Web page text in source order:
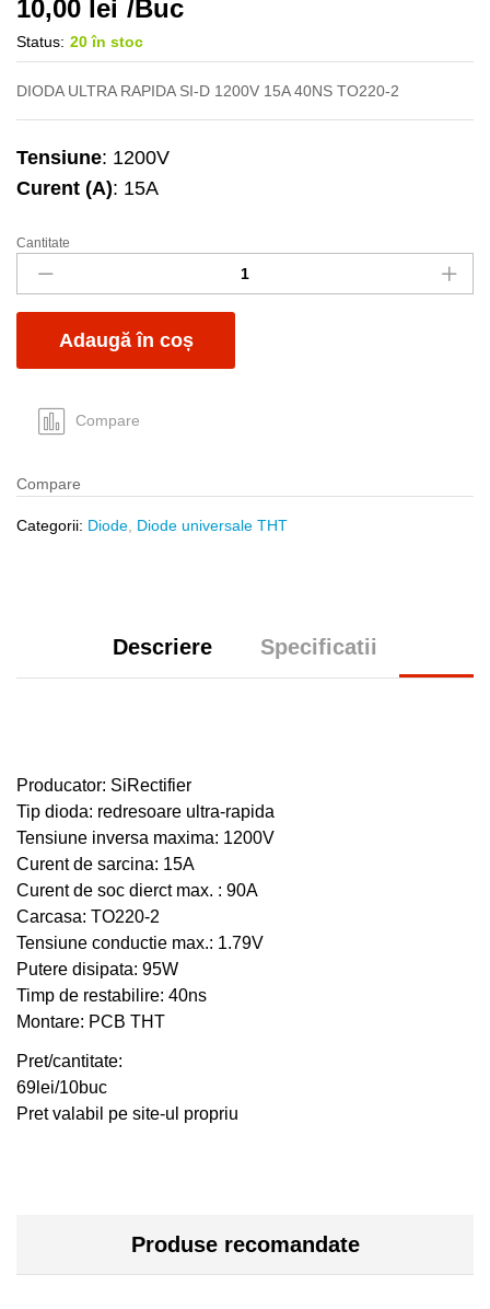
10,00 lei /Buc
Status: 20 în stoc
DIODA ULTRA RAPIDA SI-D 1200V 15A 40NS TO220-2
Tensiune: 1200V
Curent (A): 15A
HUR15120
quantity
Cantitate
Adaugă în coș
Compare
Compare
Categorii: Diode Diode universale THT
Descriere Specificatii
Producator: SiRectifier
Tip dioda: redresoare ultra-rapida
Tensiune inversa maxima: 1200V
Curent de sarcina: 15A
Curent de soc dierct max. : 90A
Carcasa: TO220-2
Tensiune conductie max.: 1.79V
Putere disipata: 95W
Timp de restabilire: 40ns
Montare: PCB THT
Pret/cantitate:
69lei/10buc
Pret valabil pe site-ul propriu
Produse recomandate